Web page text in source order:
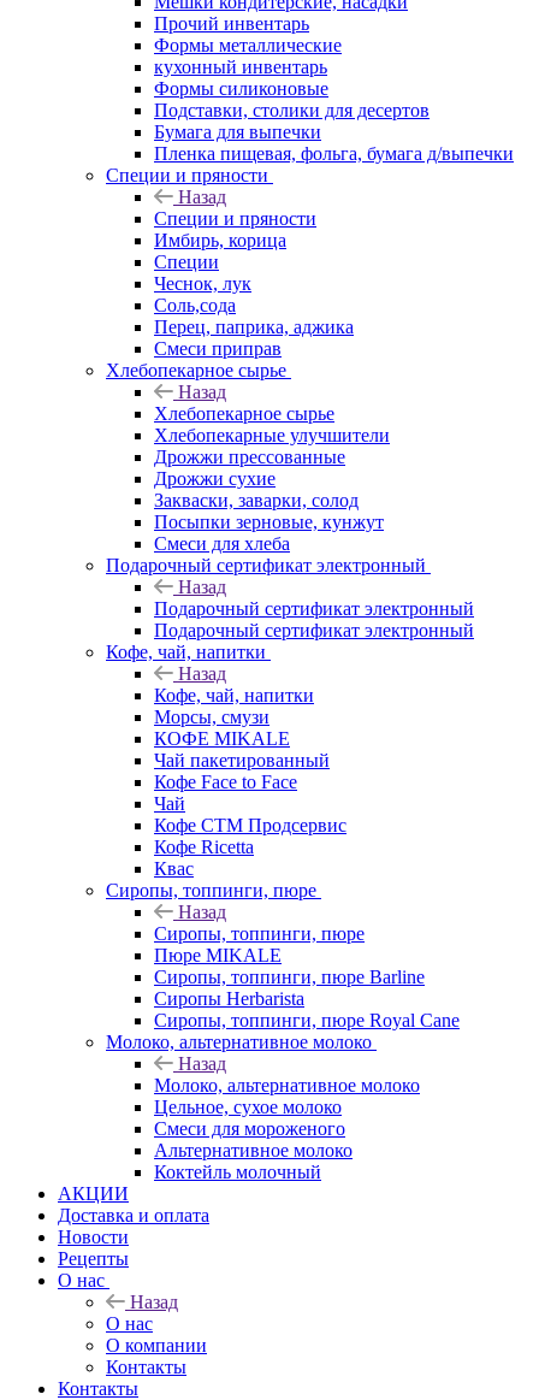
Прочий инвентарь
Формы металлические
кухонный инвентарь
Формы силиконовые
Подставки, столики для десертов
Бумага для выпечки
Пленка пищевая, фольга, бумага д/выпечки
Специи и пряности
Назад
Специи и пряности
Имбирь, корица
Специи
Чеснок, лук
Соль,сода
Перец, паприка, аджика
Смеси приправ
Хлебопекарное сырье
Назад
Хлебопекарное сырье
Хлебопекарные улучшители
Дрожжи прессованные
Дрожжи сухие
Закваски, заварки, солод
Посыпки зерновые, кунжут
Смеси для хлеба
Подарочный сертификат электронный
Назад
Подарочный сертификат электронный
Подарочный сертификат электронный
Кофе, чай, напитки
Назад
Кофе, чай, напитки
Морсы, смузи
КОФЕ MIKALE
Чай пакетированный
Кофе Face to Face
Чай
Кофе СТМ Продсервис
Кофе Ricetta
Квас
Сиропы, топпинги, пюре
Назад
Сиропы, топпинги, пюре
Пюре MIKALE
Сиропы, топпинги, пюре Barline
Сиропы Herbarista
Сиропы, топпинги, пюре Royal Cane
Молоко, альтернативное молоко
Назад
Молоко, альтернативное молоко
Цельное, сухое молоко
Смеси для мороженого
Альтернативное молоко
Коктейль молочный
АКЦИИ
Доставка и оплата
Новости
Рецепты
О нас
Назад
О нас
О компании
Контакты
Контакты